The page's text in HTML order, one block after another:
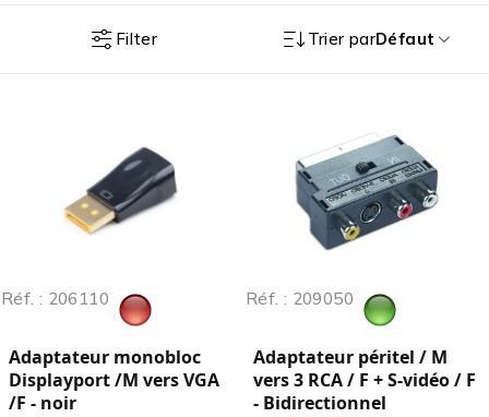
Filter Trier parDéfaut
Réf. : 206110
Adaptateur monobloc
Displayport /M vers VGA
/F - noir
Réf. : 209050
Adaptateur péritel / M
vers 3 RCA / F + S-vidéo / F
- Bidirectionnel